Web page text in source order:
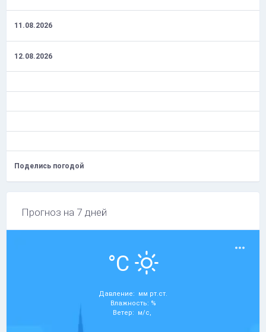
11.08.2026
12.08.2026
Поделись погодой
Прогноз на 7 дней
°C
Давление: мм рт.ст.
Влажность: %
Ветер: м/с,